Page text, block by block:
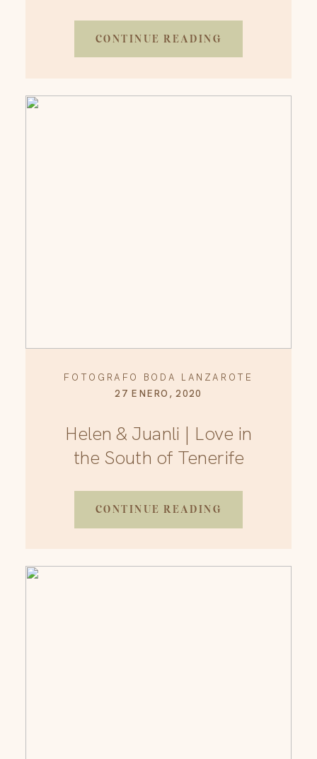
CONTINUE READING
FOTOGRAFO BODA LANZAROTE
27 ENERO, 2020
Helen & Juanli | Love in
the South of Tenerife
CONTINUE READING